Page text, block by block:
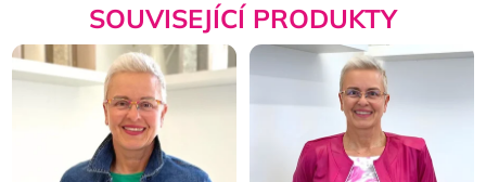
SOUVISEJÍCÍ PRODUKTY